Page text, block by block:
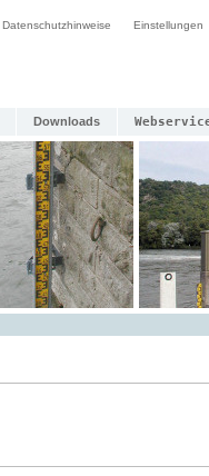
Datenschutzhinweise Einstellungen
Downloads